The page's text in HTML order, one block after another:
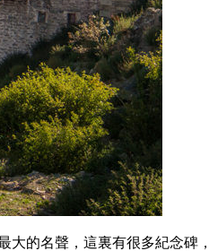
的名聲，這裏有很多紀念